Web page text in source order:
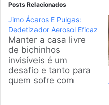
Posts Relacionados
Jimo Ácaros E Pulgas:
Dedetizador Aerosol Eficaz
Manter a casa livre
de bichinhos
invisíveis é um
desafio e tanto para
quem sofre com